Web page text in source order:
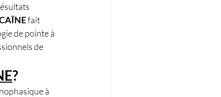
fait
de pointe à
de
?
à